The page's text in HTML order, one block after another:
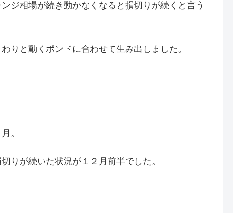
ジ相場が続き動かなくなると損切りが続くと言う
りと動くポンドに合わせて生み出しました。
。
りが続いた状況が１２月前半でした。